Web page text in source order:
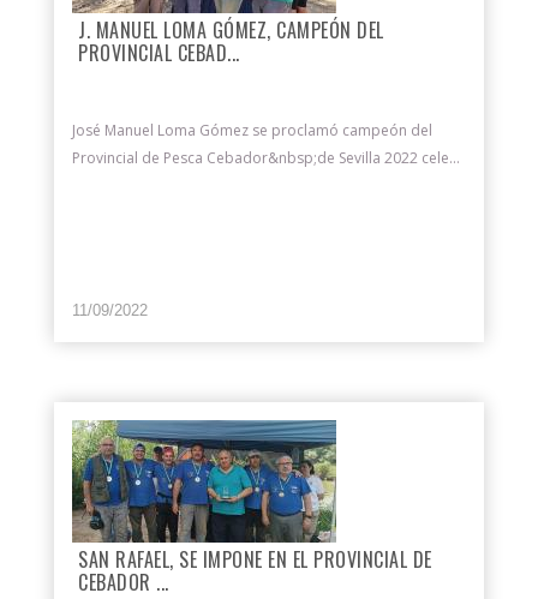
J. MANUEL LOMA GÓMEZ, CAMPEÓN DEL
PROVINCIAL CEBAD...
José Manuel Loma Gómez se proclamó campeón del
Provincial de Pesca Cebador&nbsp;de Sevilla 2022 cele...
11/09/2022
SAN RAFAEL, SE IMPONE EN EL PROVINCIAL DE
CEBADOR ...